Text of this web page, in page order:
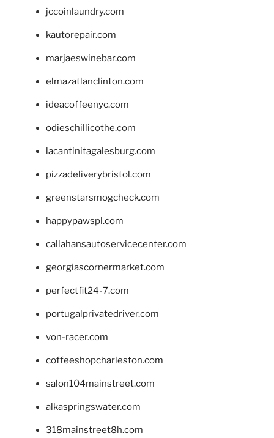
jccoinlaundry.com
kautorepair.com
marjaeswinebar.com
elmazatlanclinton.com
ideacoffeenyc.com
odieschillicothe.com
lacantinitagalesburg.com
pizzadeliverybristol.com
greenstarsmogcheck.com
happypawspl.com
callahansautoservicecenter.com
georgiascornermarket.com
perfectfit24-7.com
portugalprivatedriver.com
von-racer.com
coffeeshopcharleston.com
salon104mainstreet.com
alkaspringswater.com
318mainstreet8h.com